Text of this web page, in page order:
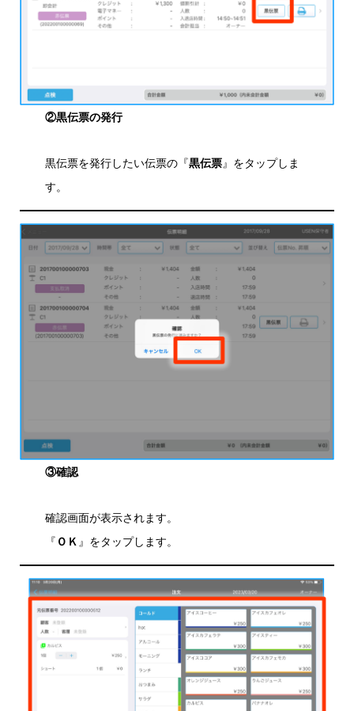
②黒伝票の発行
黒伝票を発行したい伝票の『黒伝票』をタップしま
す。
③確認
確認画面が表示されます。
『 ＯＫ 』をタップします。